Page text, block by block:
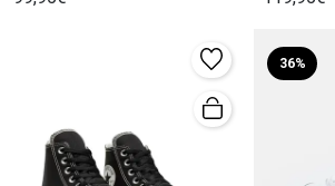
36%